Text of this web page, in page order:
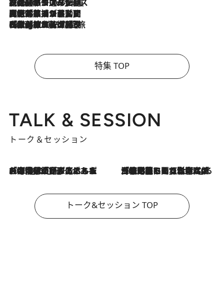
2026.8.6
【厳選旅コスメ】「身軽さ＆UV対策重視！」ヘアアーティストshucoが選んだ夏旅ベストコスメを発表【Mサイズジップ】
2026.8.5
【厳選旅コスメ】国内をあちこち移動する河井菜摘が選んだ夏旅ベストコスメ発表！「リラックスアイテムはマスト」【Mサイズジップ】
2026.8.4
【厳選旅コスメ】「紫外線＆乾燥対策しながらメイク感も！」ヘア＆メイクGeorgeが選んだ夏旅ベストコスメを発表！【Mサイズジップ】
特集 TOP
TALK & SESSION
トーク＆セッション
2026.8.3
「今後値上げがあるとすれば…」「リスクがあるのは今年の冬」エネルギー専門家が語る、ホルムズ海峡封鎖が家庭にもたらす“ある心配” 2026.8.3
「住宅建てられない…」「サーチャージ料の高値が続いている」ホルムズ海峡封鎖による影響はいつまで続く？《エネルギー専門家に聞く“どうなる日本の暮らし”》
トーク&セッション TOP